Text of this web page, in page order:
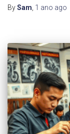
BySam, 1 ano ago